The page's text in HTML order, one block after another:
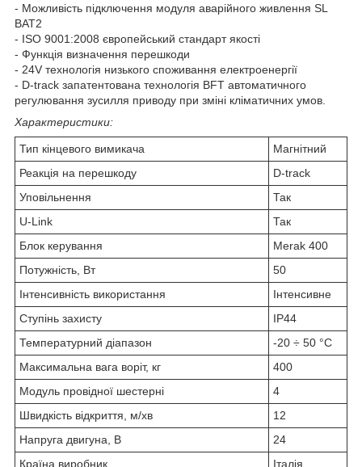
- Можливість підключення модуля аварійного живлення SL
BAT2
- ISO 9001:2008 європейський стандарт якості
- Функція визначення перешкоди
- 24V технологія низького споживання електроенергії
- D-track запатентована технологія BFT автоматичного
регулювання зусилля приводу при зміні кліматичних умов.
Характеристики:
Тип кінцевого вимикача
Магнітний
Реакція на перешкоду
D-track
Уповільнення
Так
U-Link
Так
Блок керування
Merak 400
Потужність, Вт
50
Інтенсивність використання
Інтенсивне
Ступінь захисту
IP44
Температурний діапазон
-20 ÷ 50 °C
Максимальна вага воріт, кг
400
Модуль провідної шестерні
4
Швидкість відкриття, м/хв
12
Напруга двигуна, В
24
Країна виробник
Італія